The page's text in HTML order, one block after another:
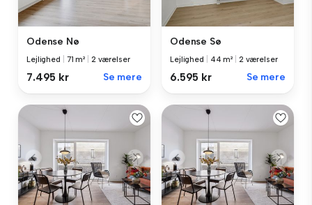
Odense Nø
Lejlighed 71 m² 2 værelser
7.495 kr Se mere
Odense Sø
Lejlighed 44 m² 2 værelser
6.595 kr Se mere